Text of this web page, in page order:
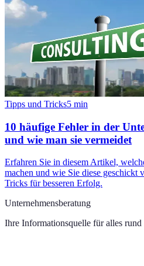
Tipps und Tricks5 min
10 häufige Fehler in der
und wie man sie vermeidet
Erfahren Sie in diesem Artikel,
machen und wie Sie diese geschickt
Tricks für besseren Erfolg.
Unternehmensberatung
Ihre Informationsquelle für alles rund